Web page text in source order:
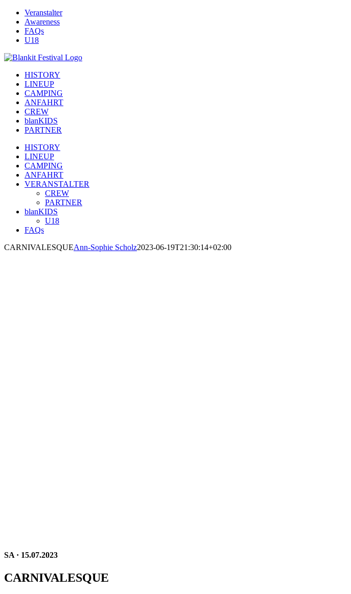
Zum
Inhalt
springen
Veranstalter
Awareness
FAQs
U18
HISTORY
LINEUP
CAMPING
ANFAHRT
CREW
blanKIDS
PARTNER
HISTORY
LINEUP
CAMPING
ANFAHRT
VERANSTALTER
CREW
PARTNER
blanKIDS
U18
FAQs
CARNIVALESQUEAnn-Sophie Scholz2023-06-19T21:30:14+02:00
SA · 15.07.2023
CARNIVALESQUE